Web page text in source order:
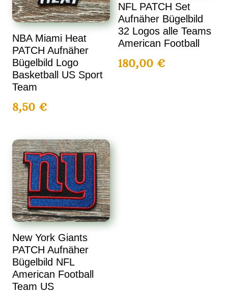
NBA Miami Heat
PATCH Aufnäher
Bügelbild Logo
Basketball US Sport
Team
8,50€
NFL PATCH Set
Aufnäher Bügelbild
32 Logos alle Teams
American Football
180,00 €
New York Giants
PATCH Aufnäher
Bügelbild NFL
American Football
Team US